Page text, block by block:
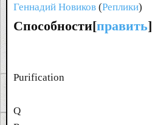
Геннадий Новиков (Реплики)
Способности[править]
Purification
Q